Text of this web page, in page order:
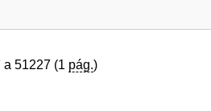
a 51227 (1 pág.)